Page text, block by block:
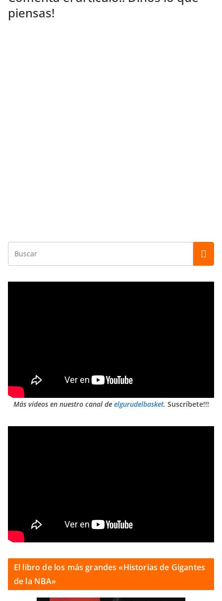
piensas!
Más vídeos en nuestro canal de elgurudelbasket. Suscríbete!!!
El libro de los más grandes «Historias de Gigantes
de la NBA»